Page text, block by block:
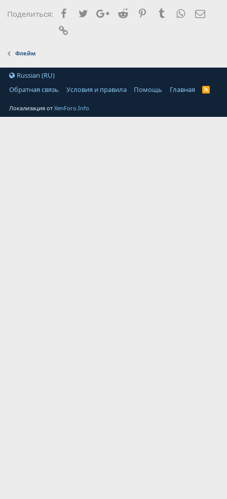
и
и
Поделиться: Facebook
TwitterGoogle+
Reddit PinterestTumblrWhatsApp
Флейм
Russian (RU)
Обратная связь
Условия и правила Помощь Главная
Локализация отXenForo.Info